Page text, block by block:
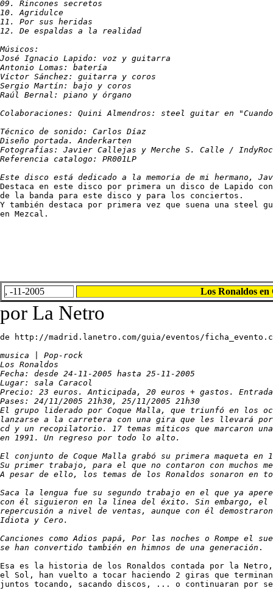
09. Rincones secretos
10. Agridulce
11. Por sus heridas
12. De espaldas a la realidad
Músicos:
José Ignacio Lapido: voz y guitarra
Antonio Lomas: batería
Víctor Sánchez: guitarra y coros
Sergio Martín: bajo y coros
Raúl Bernal: piano y órgano
Colaboraciones: Quini Almendros: steel guitar en
Técnico de sonido: Carlos Díaz
Diseño portada. Anderkarten
Fotografías: Javier Callejas y Merche S. Calle /
Referencia catalogo: PR001LP
Este disco está dedicado a la memoria de mi hermano,
Destaca en este disco por primera un disco de Lapido
de la banda para este disco y para los conciertos.
Y también destaca por primera vez que suena una steel
en Mezcal.
, -11-2005 Los Ronaldos
por La Netro
de http://madrid.lanetro.com/guia/eventos/
musica | Pop-rock
Los Ronaldos
Fecha: desde 24-11-2005 hasta 25-11-2005
Lugar: sala Caracol
Precio: 23 euros. Anticipada, 20 euros + gastos.
Pases: 24/11/2005 21h30, 25/11/2005 21h30
El grupo liderado por Coque Malla, que triunfó en los
lanzarse a la carretera con una gira que les llevará
cd y un recopilatorio. 17 temas míticos que marcaron
en 1991. Un regreso por todo lo alto.
El conjunto de Coque Malla grabó su primera maqueta
Su primer trabajo, para el que no contaron con muchos
A pesar de ello, los temas de los Ronaldos sonaron en
Saca la lengua fue su segundo trabajo en el que ya
con él siguieron en la línea del éxito. Sin embargo, el
repercusión a nivel de ventas, aunque con él
Idiota y Cero.
Canciones como Adios papá, Por las noches o Rompe
se han convertido también en himnos de una generación .
Esa es la historia de los Ronaldos contada por la
el Sol, han vuelto a tocar haciendo 2 giras que
juntos tocando, sacando discos, ... o continuaran por